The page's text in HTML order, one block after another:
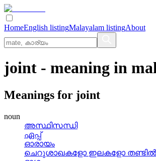
HomeEnglish listingMalayalam listingAbout
joint - meaning in
Meanings for joint
noun
അസ്ഥിസന്ധി
ഏപ്പ്
ഓരായം
ചെറുശാഖകളോ ഇലകളോ